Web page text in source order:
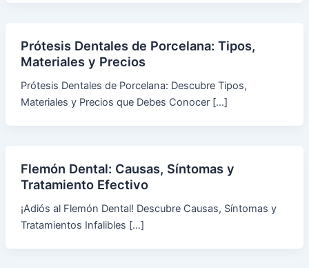
Prótesis Dentales de Porcelana: Tipos,
Materiales y Precios
Prótesis Dentales de Porcelana: Descubre Tipos,
Materiales y Precios que Debes Conocer […]
Flemón Dental: Causas, Síntomas y
Tratamiento Efectivo
¡Adiós al Flemón Dental! Descubre Causas, Síntomas y
Tratamientos Infalibles […]